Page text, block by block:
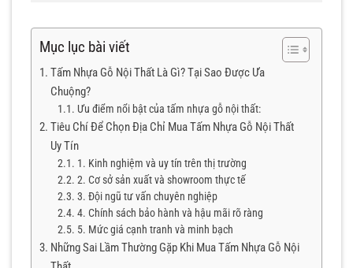
Mục lục bài viết
Tấm Nhựa Gỗ Nội Thất Là Gì? Tại Sao Được Ưa
Chuộng?
Ưu điểm nổi bật của tấm nhựa gỗ nội thất:
Tiêu Chí Để Chọn Địa Chỉ Mua Tấm Nhựa Gỗ Nội Thất
Uy Tín
1. Kinh nghiệm và uy tín trên thị trường
2. Cơ sở sản xuất và showroom thực tế
3. Đội ngũ tư vấn chuyên nghiệp
4. Chính sách bảo hành và hậu mãi rõ ràng
5. Mức giá cạnh tranh và minh bạch
Những Sai Lầm Thường Gặp Khi Mua Tấm Nhựa Gỗ Nội